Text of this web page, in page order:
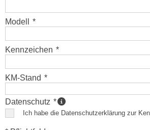
Modell *
Kennzeichen *
KM-Stand *
Datenschutz *
Ich habe die Datenschutzerklärung zur